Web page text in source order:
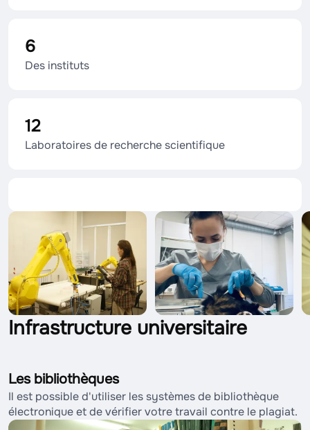
6
Des instituts
12
Laboratoires de recherche scientifique
Infrastructure universitaire
Les bibliothèques
Il est possible d'utiliser les systèmes de bibliothèque
électronique et de vérifier votre travail contre le plagiat.